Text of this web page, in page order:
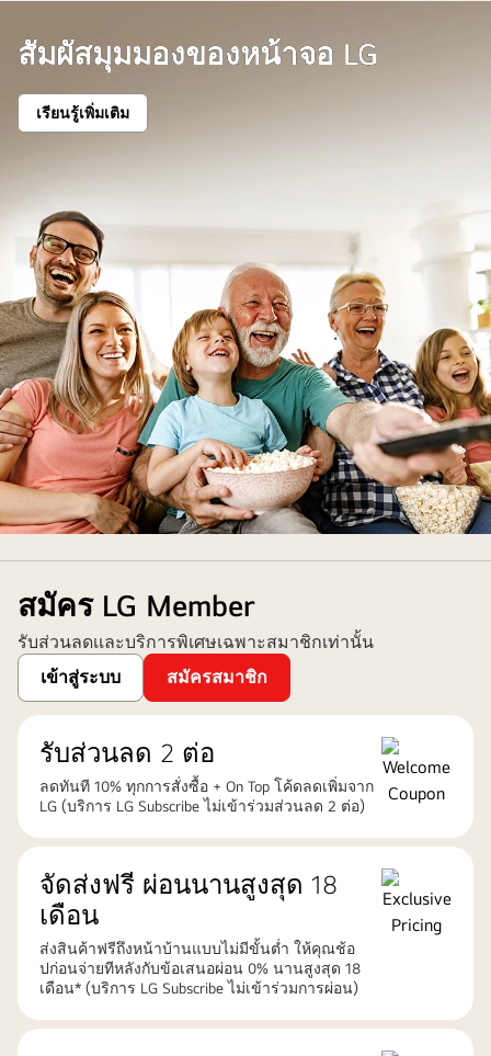
นั่ง
ขณะ
คุณ
ตา
รีโมท
สัมผัสมุมมองของหน้าจอ LG
สัมผัส
มุม
LG
เรียนรู้เพิ่มเติม
สมัคร LG Member
รับส่วนลดเเละบริการพิเศษเฉพาะสมาชิกเท่านั้น
เข้าสู่ระบบ
สมัครสมาชิก
รับส่วนลด 2 ต่อ
ลดทันที 10% ทุกการสั่งซื้อ + On Top โค้ดลดเพิ่มจาก
LG (บริการ LG Subscribe ไม่เข้าร่วมส่วนลด 2 ต่อ)
จัดส่งฟรี ผ่อนนานสูงสุด 18
เดือน
ส่งสินค้าฟรีถึงหน้าบ้านแบบไม่มีขั้นต่ำ ให้คุณช้อ
ปก่อนจ่ายทีหลังกับข้อเสนอผ่อน 0% นานสูงสุด 18
เดือน* (บริการ LG Subscribe ไม่เข้าร่วมการผ่อน)